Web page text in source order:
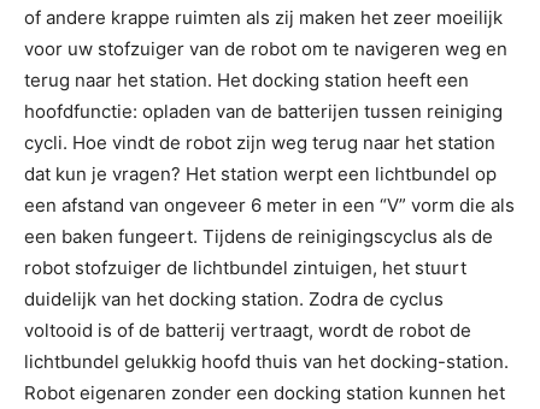
of andere krappe ruimten als zij maken het zeer moeilijk
voor uw stofzuiger van de robot om te navigeren weg en
terug naar het station. Het docking station heeft een
hoofdfunctie: opladen van de batterijen tussen reiniging
cycli. Hoe vindt de robot zijn weg terug naar het station
dat kun je vragen? Het station werpt een lichtbundel op
een afstand van ongeveer 6 meter in een “V” vorm die als
een baken fungeert. Tijdens de reinigingscyclus als de
robot stofzuiger de lichtbundel zintuigen, het stuurt
duidelijk van het docking station. Zodra de cyclus
voltooid is of de batterij vertraagt, wordt de robot de
lichtbundel gelukkig hoofd thuis van het docking-station.
Robot eigenaren zonder een docking station kunnen het